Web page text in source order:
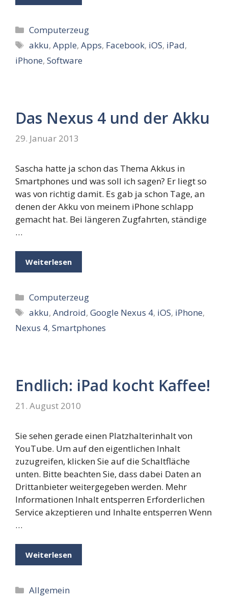
Kategorien
Computerzeug
Schlagwörter
akku,Apple,Apps, Facebook, iOS, iPad,
iPhone, Software
Das Nexus 4 und der Akku
29. Januar 2013
Sascha hatte ja schon das Thema Akkus in
Smartphones und was soll ich sagen? Er liegt so
was von richtig damit. Es gab ja schon Tage, an
denen der Akku von meinem iPhone schlapp
gemacht hat. Bei längeren Zugfahrten, ständige
…
Weiterlesen
Kategorien
Computerzeug
Schlagwörter
akku,Android,Google Nexus 4, iOS, iPhone,
Nexus 4, Smartphones
Endlich: iPad kocht Kaffee!
21. August 2010
Sie sehen gerade einen Platzhalterinhalt von
YouTube. Um auf den eigentlichen Inhalt
zuzugreifen, klicken Sie auf die Schaltfläche
unten. Bitte beachten Sie, dass dabei Daten an
Drittanbieter weitergegeben werden. Mehr
Informationen Inhalt entsperren Erforderlichen
Service akzeptieren und Inhalte entsperren Wenn
…
Weiterlesen
Kategorien
Allgemein